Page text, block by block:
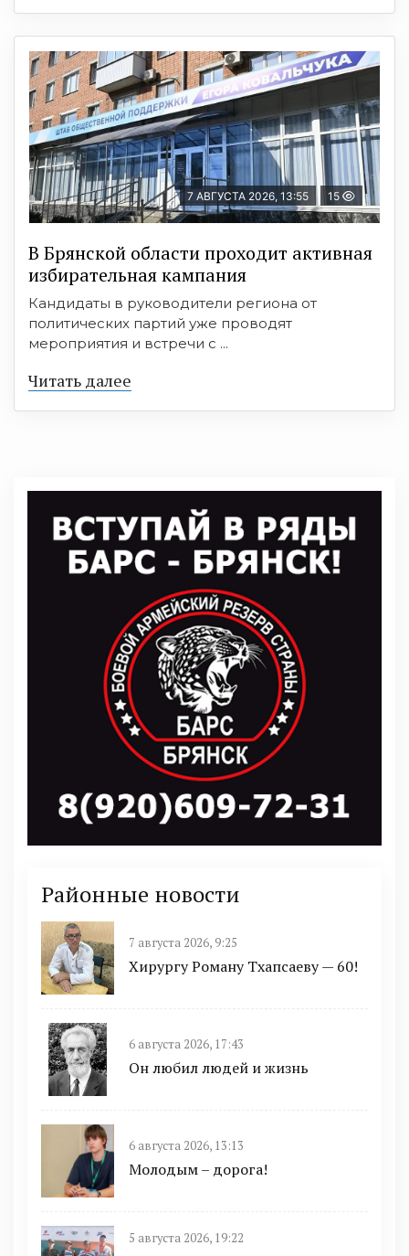
7 АВГУСТА 2026, 13:55 15
В Брянской области проходит активная
избирательная кампания
Кандидаты в руководители региона от
политических партий уже проводят
мероприятия и встречи с ...
Читать далее
Районные новости
7 августа 2026, 9:25
Хирургу Роману Тхапсаеву — 60!
6 августа 2026, 17:43
Он любил людей и жизнь
6 августа 2026, 13:13
Молодым – дорога!
5 августа 2026, 19:22